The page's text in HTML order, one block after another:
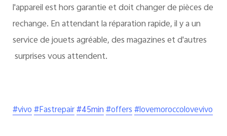
l'appareil est hors garantie et doit changer de pièces de
rechange. En attendant la réparation rapide, il y a un
service de jouets agréable, des magazines et d'autres
surprises vous attendent.
#vivo#Fastrepair#45min#offers#lovemoroccolovevivo